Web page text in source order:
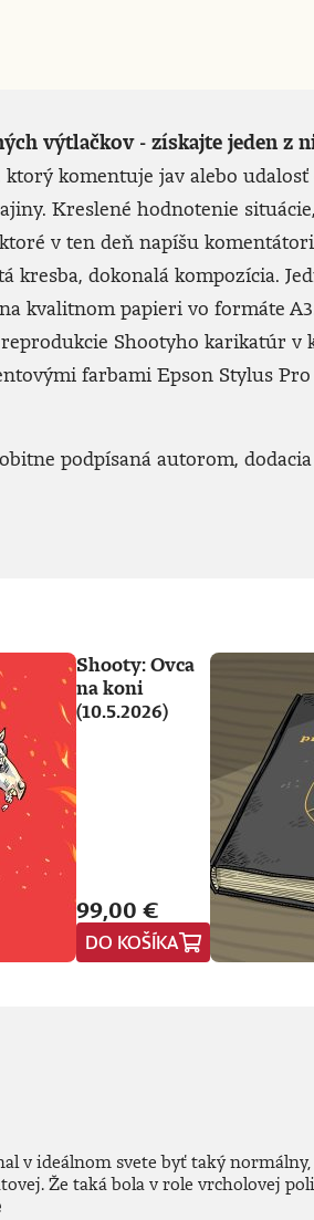
výtlačkov - získajte jeden z
komentuje jav alebo
Kreslené hodnotenie
v ten deň napíšu
dokonalá kompozícia.
kvalitnom papieri vo formáte
Shootyho karikatúr
farbami Epson Stylus
podpísaná autorom,
Shooty: Ovca
na koni
(10.5.2026)
99,00 €
DO KOŠÍKA
v ideálnom svete byť taký
Že taká bola v role vrcholovej